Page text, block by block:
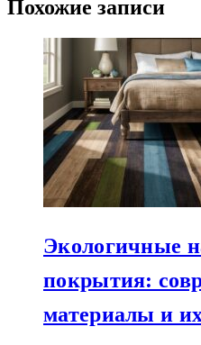
Похожие записи
Экологичные
покрытия:
материалы и